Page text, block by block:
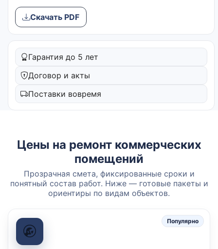
Скачать PDF
Гарантия до 5 лет
Договор и акты
Поставки вовремя
Цены на ремонт коммерческих
помещений
Прозрачная смета, фиксированные сроки и
понятный состав работ. Ниже — готовые пакеты и
ориентиры по видам объектов.
Популярно